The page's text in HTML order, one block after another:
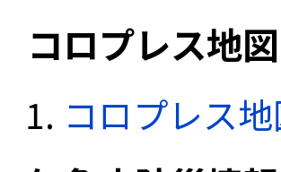
コロプレス地図
コロプレス